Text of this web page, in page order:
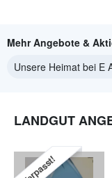
Mehr Angebote &
Unsere Heimat bei E
LANDGUT
Verpasst!